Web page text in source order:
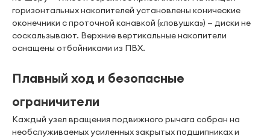
горизонтальных накопителей установлены конические
оконечники с проточной канавкой («ловушка») — диски не
соскальзывают. Верхние вертикальные накопители
оснащены отбойниками из ПВХ.
Плавный ход и безопасные
ограничители
Каждый узел вращения подвижного рычага собран на
необслуживаемых усиленных закрытых подшипниках и